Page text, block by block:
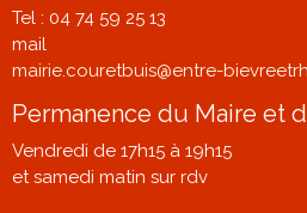
Tel : 04 74 59 25 13
mail
mairie.couretbuis@entre-
Permanence du Maire et
Vendredi de 17h15 à 19h15
et samedi matin sur rdv